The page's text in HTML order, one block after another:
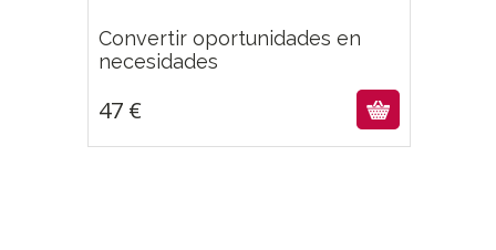
Convertir oportunidades en
necesidades
47 €